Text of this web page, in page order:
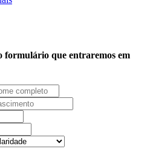
formulário que entraremos em